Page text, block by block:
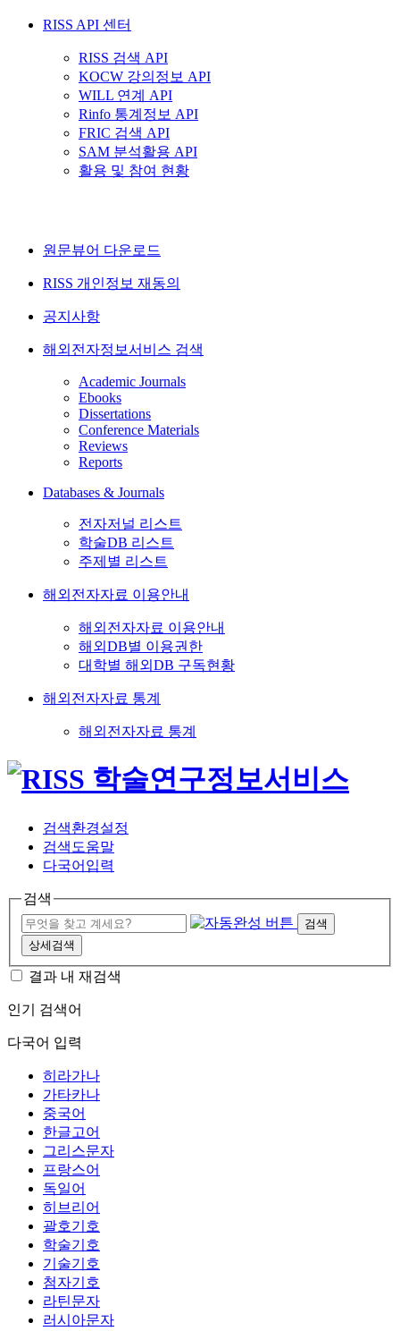
RISS API 센터
RISS 검색 API
KOCW 강의정보 API
WILL 연계 API
Rinfo 통계정보 API
FRIC 검색 API
SAM 분석활용 API
활용 및 참여 현황
원문뷰어 다운로드
RISS 개인정보 재동의
공지사항
해외전자정보서비스 검색
Academic Journals
Ebooks
Dissertations
Conference Materials
Reviews
Reports
Databases & Journals
전자저널 리스트
학술DB 리스트
주제별 리스트
해외전자자료 이용안내
해외전자자료 이용안내
해외DB별 이용권한
대학별 해외DB 구독현황
해외전자자료 통계
해외전자자료 통계
검색환경설정
검색도움말
다국어입력
검색
검색
상세검색
결과 내 재검색
인기 검색어
다국어 입력
히라가나
가타카나
중국어
한글고어
그리스문자
프랑스어
독일어
히브리어
괄호기호
학술기호
기술기호
첨자기호
라틴문자
러시아문자